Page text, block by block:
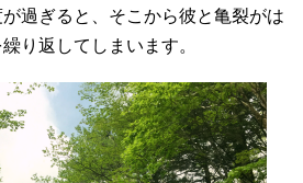
過ぎると、そこから彼と亀裂がは
り返してしまいます。